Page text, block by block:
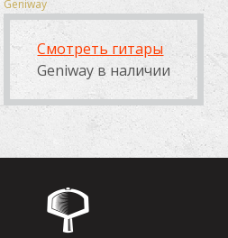
Geniway
Смотреть гитары
Geniway в наличии